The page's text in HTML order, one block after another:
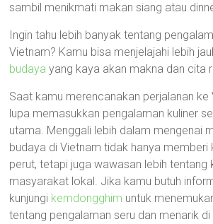
sambil menikmati makan siang atau
Ingin tahu lebih banyak tentang
Vietnam? Kamu bisa menjelajahi lebih
budaya yang kaya akan makna dan cita
Saat kamu merencanakan perjalanan ke
lupa memasukkan pengalaman kuliner
utama. Menggali lebih dalam mengenai
budaya di Vietnam tidak hanya memberi
perut, tetapi juga wawasan lebih tentang
masyarakat lokal. Jika kamu butuh
kunjungi kemdongghim untuk
tentang pengalaman seru dan menarik di